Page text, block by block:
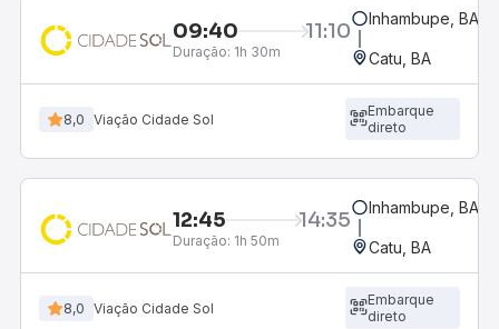
09:40 11:10
Duração: 1h 30m
Inhambupe, BA
Catu, BA
8,0 Viação Cidade Sol
Embarque
direto
12:45 14:35
Duração: 1h 50m
Inhambupe, BA
Catu, BA
8,0 Viação Cidade Sol
Embarque
direto